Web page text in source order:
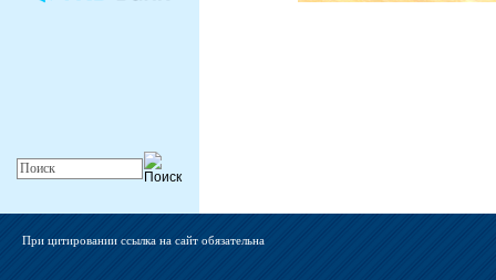
При цитировании ссылка на сайт обязательна